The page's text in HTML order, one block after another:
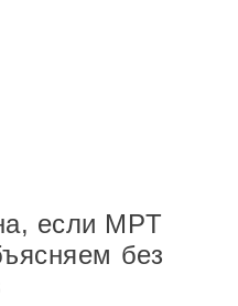
если МРТ
без